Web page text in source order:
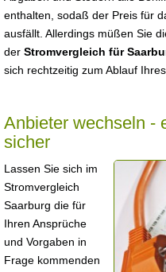
enthalten, sodaß der Preis für
ausfällt. Allerdings müßen Sie
der Stromvergleich für
sich rechtzeitig zum Ablauf
Anbieter wechseln -
sicher
Lassen Sie sich im
Stromvergleich
Saarburg die für
Ihren Ansprüche
und Vorgaben in
Frage kommenden